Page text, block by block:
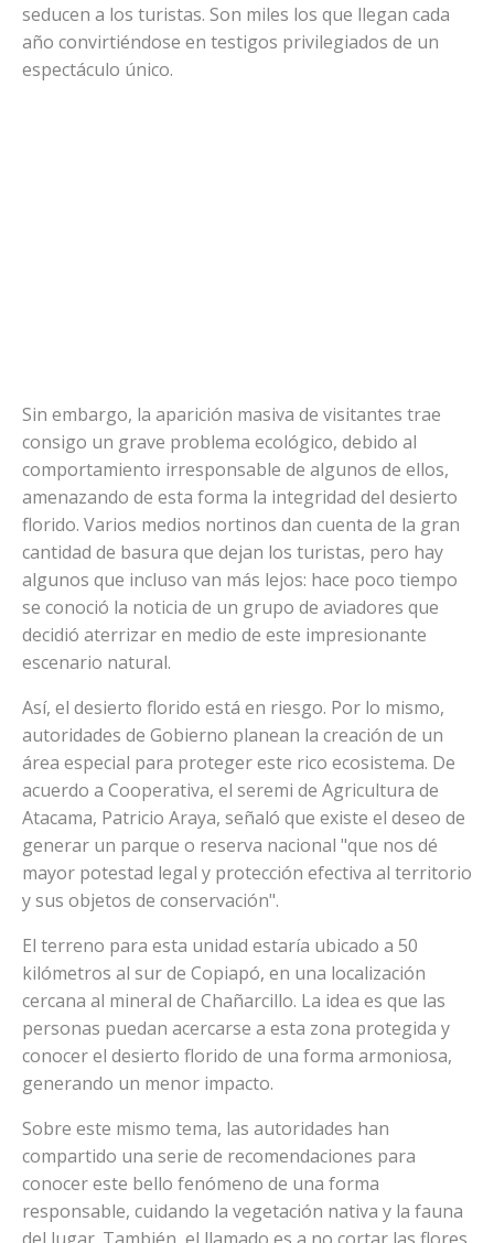
seducen a los turistas. Son miles los que llegan cada
año convirtiéndose en testigos privilegiados de un
espectáculo único.
Sin embargo, la aparición masiva de visitantes trae
consigo un grave problema ecológico, debido al
comportamiento irresponsable de algunos de ellos,
amenazando de esta forma la integridad del desierto
florido. Varios medios nortinos dan cuenta de la gran
cantidad de basura que dejan los turistas, pero hay
algunos que incluso van más lejos: hace poco tiempo
se conoció la noticia de un grupo de aviadores que
decidió aterrizar en medio de este impresionante
escenario natural.
Así, el desierto florido está en riesgo. Por lo mismo,
autoridades de Gobierno planean la creación de un
área especial para proteger este rico ecosistema. De
acuerdo a Cooperativa, el seremi de Agricultura de
Atacama, Patricio Araya, señaló que existe el deseo de
generar un parque o reserva nacional "que nos dé
mayor potestad legal y protección efectiva al territorio
y sus objetos de conservación".
El terreno para esta unidad estaría ubicado a 50
kilómetros al sur de Copiapó, en una localización
cercana al mineral de Chañarcillo. La idea es que las
personas puedan acercarse a esta zona protegida y
conocer el desierto florido de una forma armoniosa,
generando un menor impacto.
Sobre este mismo tema, las autoridades han
compartido una serie de recomendaciones para
conocer este bello fenómeno de una forma
responsable, cuidando la vegetación nativa y la fauna
del lugar. También, el llamado es a no cortar las flores,